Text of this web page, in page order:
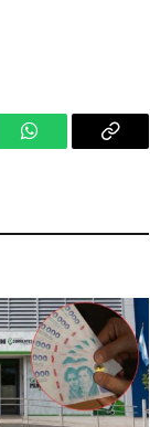
WhatsAppCopy